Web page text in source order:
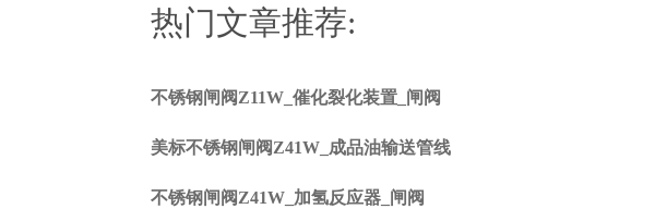
热门文章推荐:
不锈钢闸阀Z11W_催化裂化装置_闸阀
美标不锈钢闸阀Z41W_成品油输送管线
不锈钢闸阀Z41W_加氢反应器_闸阀